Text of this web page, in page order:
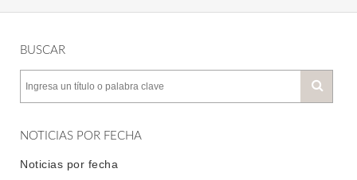
BUSCAR
NOTICIAS POR FECHA
Noticias por fecha